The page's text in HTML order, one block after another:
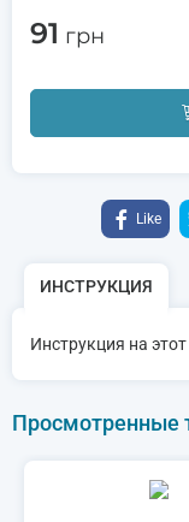
91 грн
Like
ИНСТРУКЦИЯ
Инструкция на
Просмотренные